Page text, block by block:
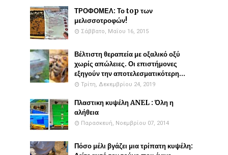
ΤΡΟΦΟΜΕΛ: Το top των
μελισσοτροφών!
Σάββατο, Μαΐου 16, 2015
Βέλτιστη θεραπεία με οξαλικό οξύ
χωρίς απώλειες. Οι επιστήμονες
εξηγούν την αποτελεσματικότερη...
Τρίτη, Δεκεμβρίου 24, 2019
Πλαστικη κυψέλη ANEL : Όλη η
αλήθεια
Παρασκευή, Νοεμβρίου 07, 2014
Πόσο μέλι βγάζει μια τρίπατη κυψέλη: